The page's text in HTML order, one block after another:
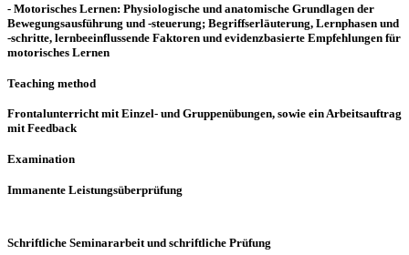
- Motorisches Lernen: Physiologische und anatomische Grundlagen der
Bewegungsausführung und -steuerung; Begriffserläuterung, Lernphasen und
-schritte, lernbeeinflussende Faktoren und evidenzbasierte Empfehlungen für
motorisches Lernen
Teaching method
Frontalunterricht mit Einzel- und Gruppenübungen, sowie ein Arbeitsauftrag
mit Feedback
Examination
Immanente Leistungsüberprüfung
Schriftliche Seminararbeit und schriftliche Prüfung